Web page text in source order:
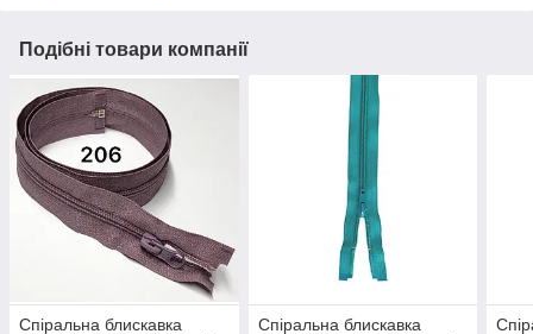
Подібні товари компанії
Спіральна блискавка
Спіральна блискавка